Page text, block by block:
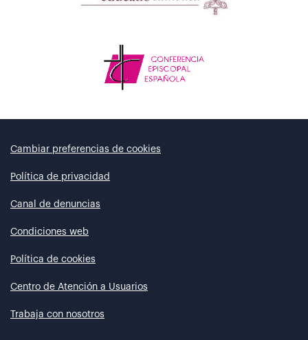
Cambiar preferencias de cookies
Política de privacidad
Canal de denuncias
Condiciones web
Política de cookies
Centro de Atención a Usuarios
Trabaja con nosotros